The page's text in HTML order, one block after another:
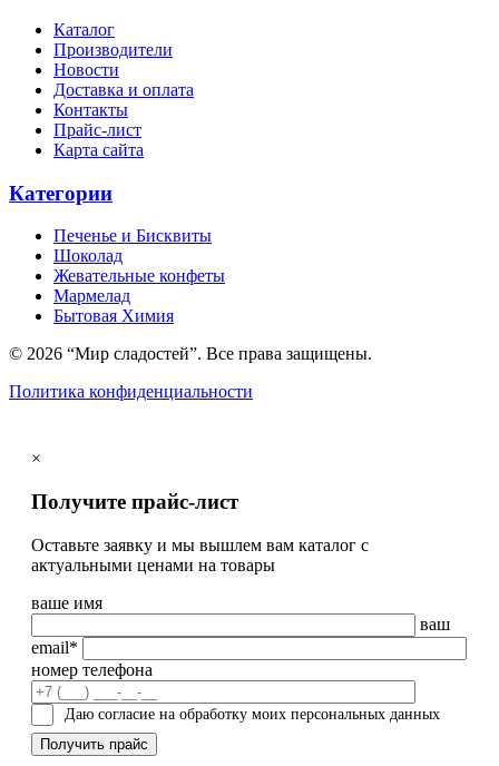
Каталог
Производители
Новости
Доставка и оплата
Контакты
Прайс-лист
Карта сайта
Категории
Печенье и Бисквиты
Шоколад
Жевательные конфеты
Мармелад
Бытовая Химия
© 2026 “Мир сладостей”. Все права защищены.
Политика конфиденциальности
×
Получите прайс-лист
Оставьте заявку и мы вышлем вам каталог с
актуальными ценами на товары
ваше имя
ваш
email*
номер телефона
Даю согласие на обработку моих персональных данных